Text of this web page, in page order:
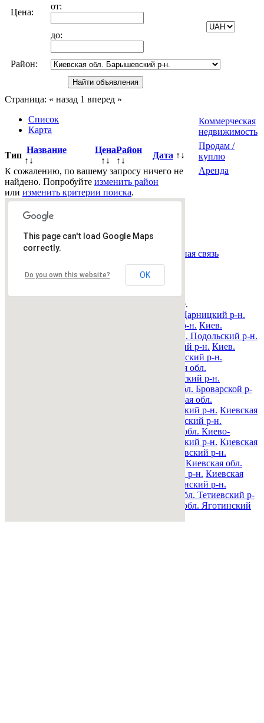
Цена:
от:
до:
Район:
Страница: « назад 1 вперед »
Список
Карта
Тип
Название
↑↓
Цена
↑↓
Район
↑↓
Дата ↑↓
К сожалению, по вашему запросу ничего не
найдено. Попробуйте изменить район
или изменить критерии поиска.
This page can't load Google Maps
correctly.
Do you own this website? OK
Коммерческая
недвижимость
Продам /
куплю
Аренда
Всего 0 объявлений.
Страница: « назад 1 вперед »
Все рубрики
Подать объявление |
объявления|
Обратная связь
Недвижимость Киева и области
Запрос выполняется. Пожалуйта, подождите.
Киев. Дарницкий р-н.
Киев. Днепровский р-н. Киев.
Киев. Подольский р-н.
Киев. Соломенский р-н. Киев.
Киевская обл. Барышевский р-н.
Киевская обл.
Киевская обл. Бориспольский р-н.
Киевская обл. Броварской р-
Киевская обл.
Киевская обл. Вышгородский р-н. Киевская
Киевская обл. Иванковский р-н.
Киевская обл. Киево-
Киевская обл. Макаровский р-н. Киевская
Киевская обл. Обуховский р-н.
Киевская обл.
Киевская обл. Ракитнянский р-н. Киевская
Киевская обл. Ставищенский р-н.
Киевская обл. Тетиевский р-
Киевская обл. Яготинский